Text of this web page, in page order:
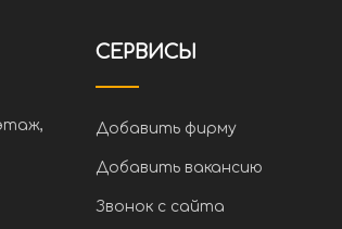
СЕРВИСЫ
Добавить фирму
Добавить вакансию
Звонок с сайта